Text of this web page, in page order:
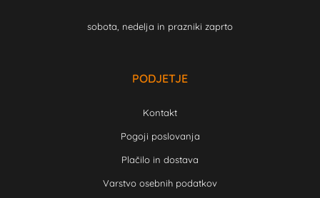
sobota, nedelja in prazniki zaprto
PODJETJE
Kontakt
Pogoji poslovanja
Plačilo in dostava
Varstvo osebnih podatkov